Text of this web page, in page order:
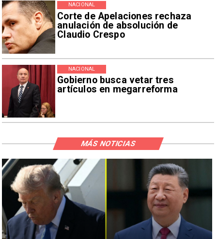
Corte de Apelaciones rechaza
anulación de absolución de
Claudio Crespo
NACIONAL
Gobierno busca vetar tres
artículos en megarreforma
NACIONAL
MÁS NOTICIAS